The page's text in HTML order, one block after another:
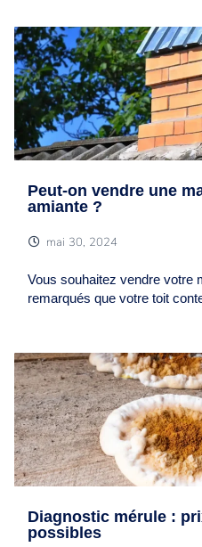
Peut-on vendre une
amiante ?
mai 30, 2024
Vous souhaitez vendre votre
remarqués que votre toit
Diagnostic mérule :
possibles